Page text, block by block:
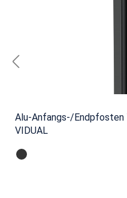
Alu-Anfangs-/Endpfosten
VIDUAL